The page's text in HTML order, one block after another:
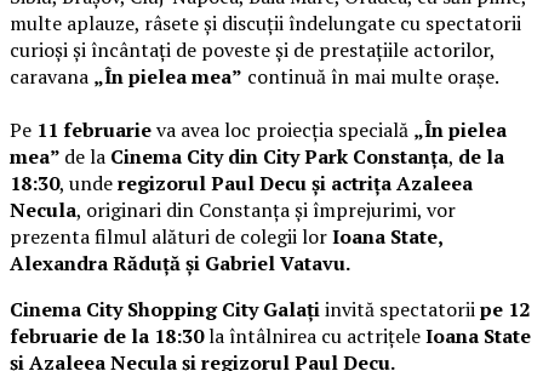
multe aplauze, râsete și discuții îndelungate cu spectatorii
curioși și încântați de poveste și de prestațiile actorilor,
caravana „În pielea mea” continuă în mai multe orașe.
Pe 11 februarieva avea loc proiecția specială „În pielea
mea” de la Cinema City din City Park Constanța, de la
18:30, underegizorul Paul Decu și actrița Azaleea
Necula, originari din Constanța și împrejurimi, vor
prezenta filmul alături de colegii lorIoana State,
Alexandra Răduță și Gabriel Vatavu.
Cinema City Shopping City Galațiinvită spectatoriipe 12
februarie de la 18:30la întâlnirea cu actrițeleIoana State
și Azaleea Necula și regizorul Paul Decu.